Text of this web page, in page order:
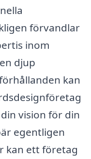
förvandlar
inom
djup
kan
vision för din
egentligen
kan ett företag